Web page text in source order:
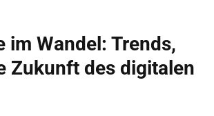
im Wandel: Trends,
Zukunft des digitalen